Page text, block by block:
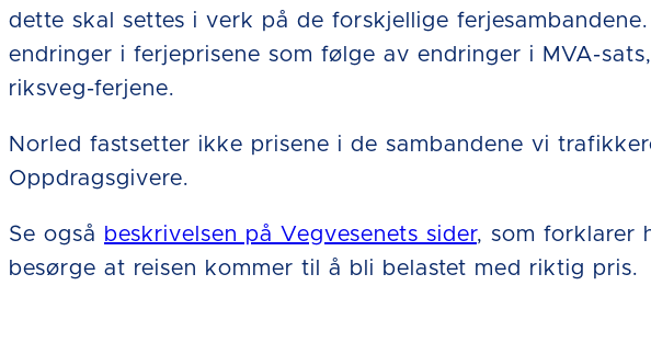
dette skal settes i verk på de forskjellige
endringer i ferjeprisene som følge av endringer i MVA-
riksveg-ferjene.
Norled fastsetter ikke prisene i de sambandene vi
Oppdragsgivere.
Se også beskrivelsen på Vegvesenets sider, som forklarer
besørge at reisen kommer til å bli belastet med riktig pris.